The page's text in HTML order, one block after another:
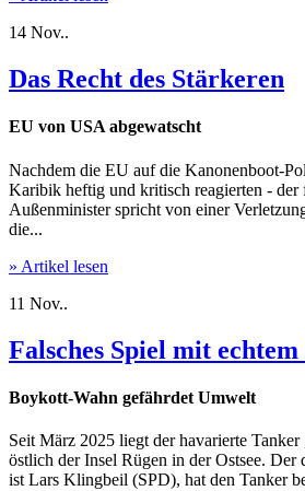
14 Nov..
Das Recht des Stärkeren
EU von USA abgewatscht
Nachdem die EU auf die Kanonenboot-
Karibik heftig und kritisch reagierten - der
Außenminister spricht von einer
die...
» Artikel lesen
11 Nov..
Falsches Spiel mit echtem
Boykott-Wahn gefährdet Umwelt
Seit März 2025 liegt der havarierte
östlich der Insel Rügen in der Ostsee. Der
ist Lars Klingbeil (SPD), hat den Tanker